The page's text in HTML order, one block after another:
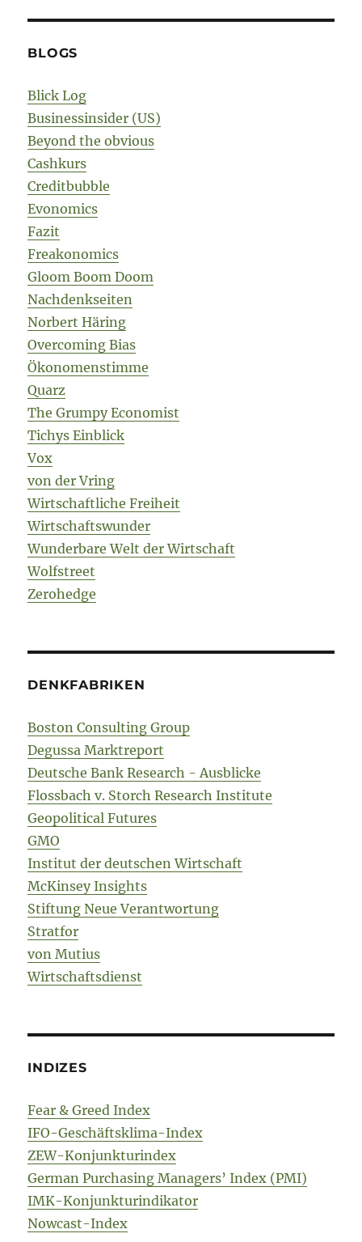
BLOGS
Blick Log
Businessinsider (US)
Beyond the obvious
Cashkurs
Creditbubble
Evonomics
Fazit
Freakonomics
Gloom Boom Doom
Nachdenkseiten
Norbert Häring
Overcoming Bias
Ökonomenstimme
Quarz
The Grumpy Economist
Tichys Einblick
Vox
von der Vring
Wirtschaftliche Freiheit
Wirtschaftswunder
Wunderbare Welt der Wirtschaft
Wolfstreet
Zerohedge
DENKFABRIKEN
Boston Consulting Group
Degussa Marktreport
Deutsche Bank Research - Ausblicke
Flossbach v. Storch Research Institute
Geopolitical Futures
GMO
Institut der deutschen Wirtschaft
McKinsey Insights
Stiftung Neue Verantwortung
Stratfor
von Mutius
Wirtschaftsdienst
INDIZES
Fear & Greed Index
IFO-Geschäftsklima-Index
ZEW-Konjunkturindex
German Purchasing Managers’ Index (PMI)
IMK-Konjunkturindikator
Nowcast-Index